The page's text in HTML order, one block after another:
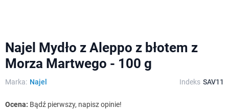
Najel Mydło z Aleppo z błotem z
Morza Martwego - 100 g
Marka: Najel Indeks SAV11
Ocena: Bądź pierwszy, napisz opinie!